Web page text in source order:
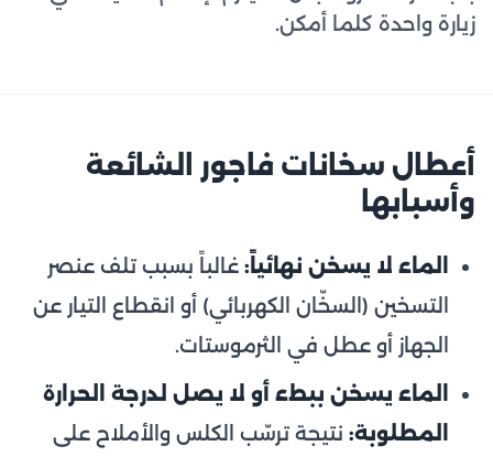
زيارة واحدة كلما أمكن.
أعطال سخانات فاجور الشائعة
وأسبابها
الماء لا يسخن نهائياً: غالباً بسبب تلف عنصر
التسخين (السخّان الكهربائي) أو انقطاع التيار عن
الجهاز أو عطل في الثرموستات.
الماء يسخن ببطء أو لا يصل لدرجة الحرارة
المطلوبة: نتيجة ترسّب الكلس والأملاح على